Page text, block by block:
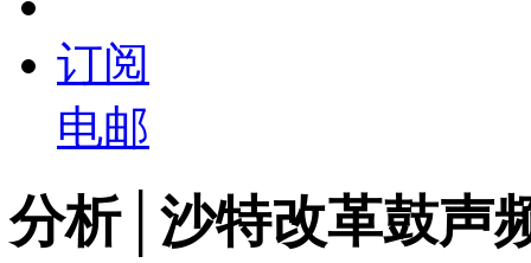
订阅
电邮
分析│沙特改革鼓声